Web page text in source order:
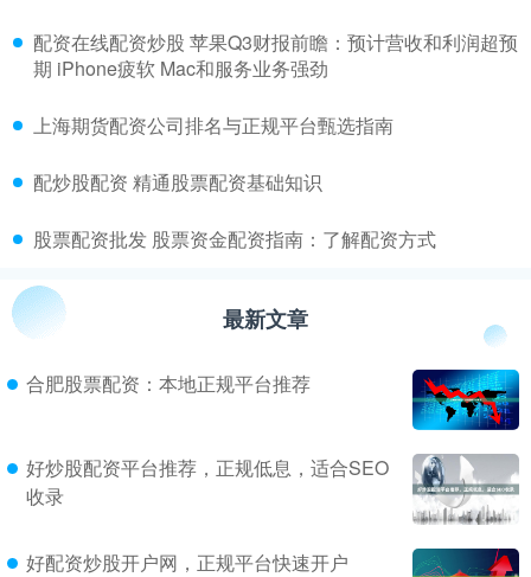
​配资在线配资炒股 苹果Q3财报前瞻：预计营收和利润超预
期 iPhone疲软 Mac和服务业务强劲
​上海期货配资公司排名与正规平台甄选指南
​配炒股配资 精通股票配资基础知识
​股票配资批发 股票资金配资指南：了解配资方式
最新文章
合肥股票配资：本地正规平台推荐
好炒股配资平台推荐，正规低息，适合SEO
收录
好配资炒股开户网，正规平台快速开户